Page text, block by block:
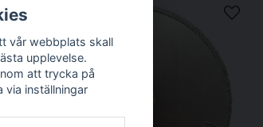
vår webbplats skall
upplevelse.
att trycka på
via inställningar